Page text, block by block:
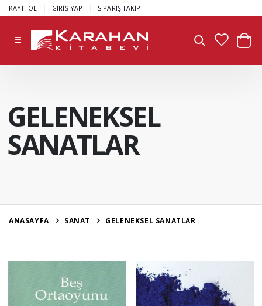
KAYIT OL GİRİŞ YAP SİPARİŞ TAKİP
GELENEKSEL
SANATLAR
ANASAYFA SANAT GELENEKSEL SANATLAR